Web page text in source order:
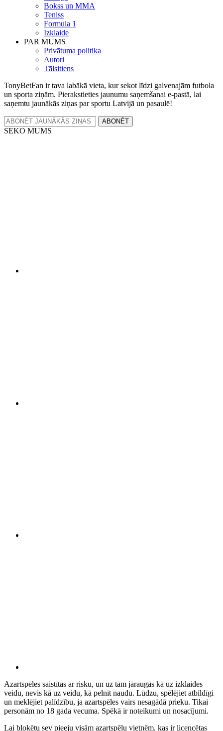
Bokss un MMA
Teniss
Formula 1
Izklaide
PAR MUMS
Privātuma politika
Autori
Tālsitiens
TonyBetFan ir tava labākā vieta, kur sekot līdzi galvenajām futbola
un sporta ziņām. Pierakstieties jaunumu saņemšanai e-pastā, lai
saņemtu jaunākās ziņas par sportu Latvijā un pasaulē!
ABONĒT
SEKO MUMS
Azartspēles saistītas ar risku, un uz tām jāraugās kā uz izklaides
veidu, nevis kā uz veidu, kā pelnīt naudu. Lūdzu, spēlējiet atbildīgi
un meklējiet palīdzību, ja azartspēles vairs nesagādā prieku. Tikai
personām no 18 gada vecuma. Spēkā ir noteikumi un nosacījumi.
Lai bloķētu sev pieeju visām azartspēļu vietnēm, kas ir licencētas